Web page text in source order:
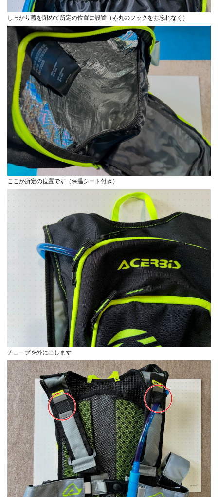
しっかり蓋を閉めて所定の位置に設置（赤丸のフックをお忘れなく）
ここが所定の位置です（保温シート付き）
チューブを外に出します